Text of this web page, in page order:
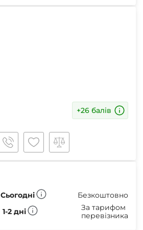
+26 балів
Сьогодні
Безкоштовно
1-2 дні
За тарифом
перевізника